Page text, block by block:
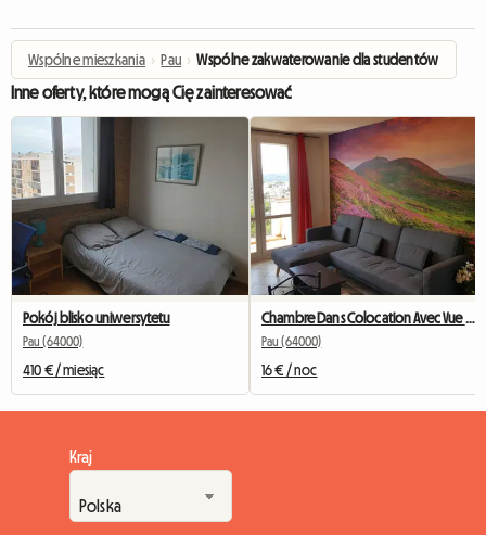
Wspólne mieszkania › Pau › Wspólne zakwaterowanie dla studentów
Inne oferty, które mogą Cię zainteresować
Pokój blisko uniwersytetu
Pau (64000)
410 € / miesiąc
Pau (64000)
16 € / noc
Kraj